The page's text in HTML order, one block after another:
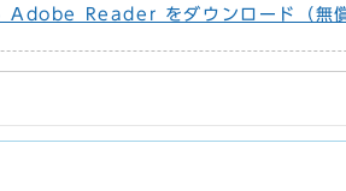
Reader をダウンロード（無償